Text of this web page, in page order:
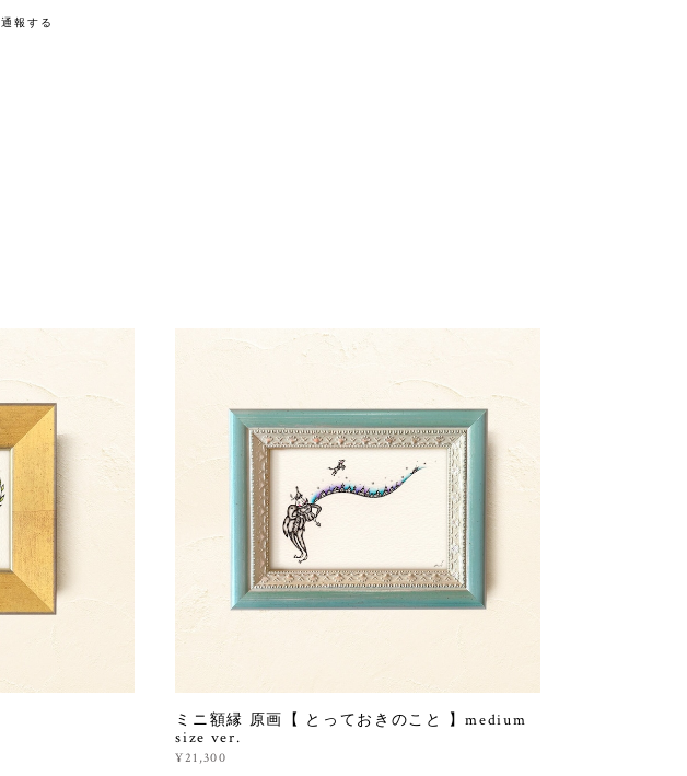
通報する
ミニ額縁 原画【 とっておきのこと 】medium
size ver.
¥21,300